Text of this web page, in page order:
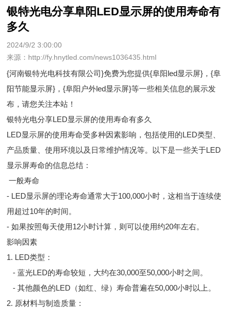
银特光电分享阜阳LED显示屏的使用寿命有
多久
2024/9/2 3:00:00
来源：http://fy.hnytled.com/news1036435.html
{河南银特光电科技有限公司}免费为您提供{阜阳led显示屏} ，{阜
阳节能显示屏}，{阜阳户外led显示屏}等一些相关信息的展示发
布，请您关注本站！
银特光电分享LED显示屏的使用寿命有多久
LED显示屏的使用寿命受多种因素影响，包括使用的LED类型、
产品质量、使用环境以及日常维护情况等。以下是一些关于LED
显示屏寿命的信息总结：
一般寿命
- LED显示屏的理论寿命通常大于100,000小时，这相当于连续使
用超过10年的时间。
- 如果按照每天使用12小时计算，则可以使用约20年左右。
影响因素
1. LED类型：
- 蓝光LED的寿命较短，大约在30,000至50,000小时之间。
- 其他颜色的LED（如红、绿）寿命普遍在50,000小时以上。
2. 原材料与制造质量：